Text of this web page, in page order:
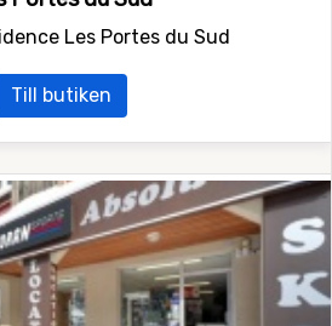
Les Portes du Sud
Till butiken